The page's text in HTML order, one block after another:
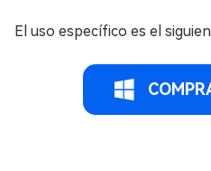
El uso específico es el